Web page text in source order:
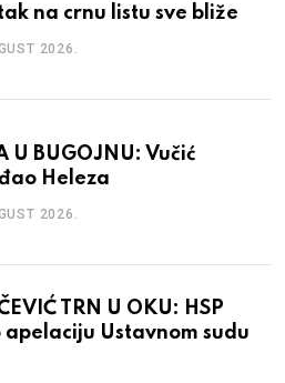
na crnu listu sve bliže
2026.
U BUGOJNU: Vučić
Heleza
2026.
TRN U OKU: HSP
apelaciju Ustavnom sudu